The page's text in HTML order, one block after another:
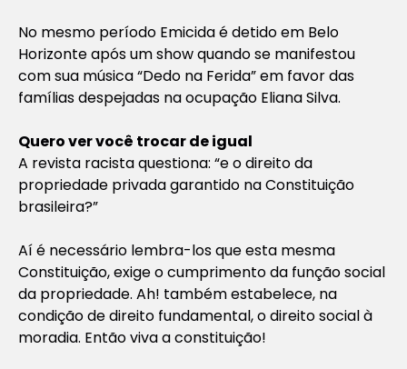
No mesmo período Emicida é detido em Belo
Horizonte após um show quando se manifestou
com sua música “Dedo na Ferida” em favor das
famílias despejadas na ocupação Eliana Silva.
Quero ver você trocar de igual
A revista racista questiona: “e o direito da
propriedade privada garantido na Constituição
brasileira?”
Aí é necessário lembra-los que esta mesma
Constituição, exige o cumprimento da função social
da propriedade. Ah! também estabelece, na
condição de direito fundamental, o direito social à
moradia. Então viva a constituição!